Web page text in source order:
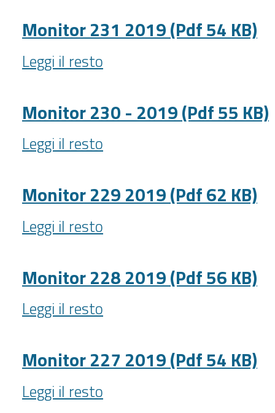
(Pdf
55
KB)
-
Monitor 231 2019 (Pdf 54 KB)
Monitor
231
(Pdf
54
KB)
-
Leggi il resto
Monitor 230 - 2019 (Pdf 55 KB)
Monitor
230
2019
(Pdf
55
KB)
Leggi il resto
Monitor 229 2019 (Pdf 62 KB)
Monitor
229
(Pdf
62
KB)
-
Leggi il resto
Monitor 228 2019 (Pdf 56 KB)
Monitor
228
(Pdf
56
KB)
-
Leggi il resto
Monitor 227 2019 (Pdf 54 KB)
Monitor
227
Leggi il resto